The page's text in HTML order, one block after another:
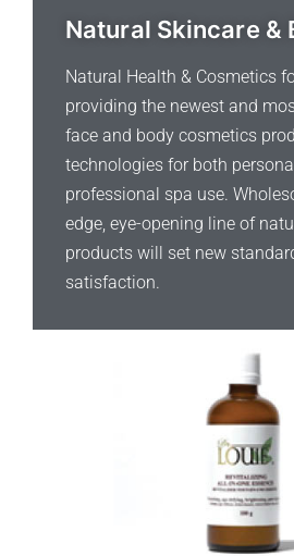
o
o
d
i
g
r
m
Natural Skincare &
Natural Health & Cosmetics
providing the newest and
face and body cosmetics
technologies for both
professional spa use.
edge, eye-opening line of
products will set new
satisfaction.